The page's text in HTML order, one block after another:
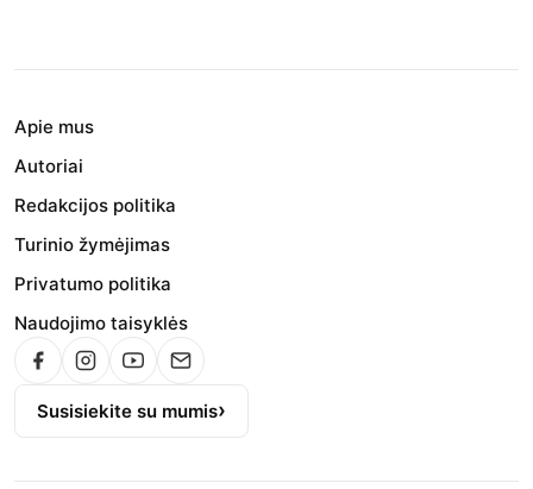
Apie mus
Autoriai
Redakcijos politika
Turinio žymėjimas
Privatumo politika
Naudojimo taisyklės
Susisiekite su mumis